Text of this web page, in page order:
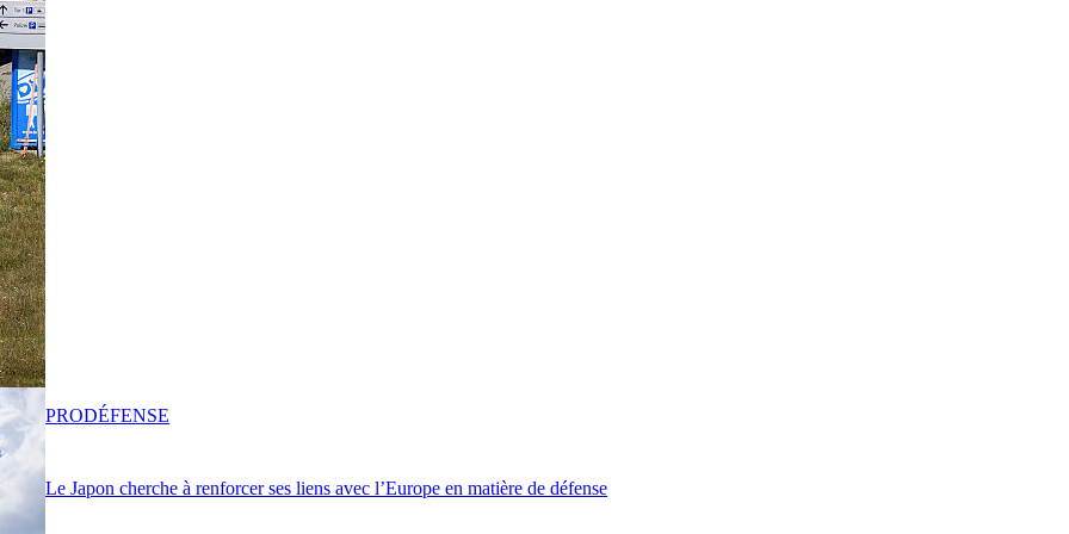
Le Japon cherche à renforcer ses liens avec l’Europe en matière de défense
PRODÉFENSE